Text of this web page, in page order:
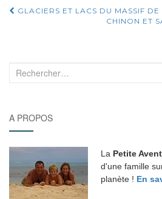
Navigation
GLACIERS ET LACS DU MASSIF
CHINON ET
Recherche
A PROPOS
La Petite
d'une famille
planète ! En